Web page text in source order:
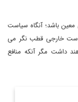
باشد؛ آنگاه سیاست
خارجی قطب نگر می
داشت مگر آنکه منافع